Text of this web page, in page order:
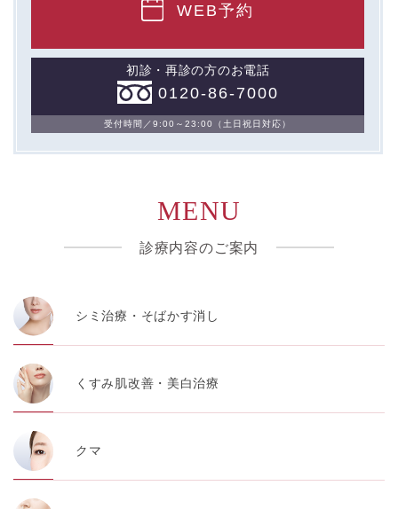
WEB予約
初診・再診の方のお電話
0120-86-7000
受付時間／9:00～23:00（土日祝日対応）
MENU
診療内容のご案内
シミ治療・そばかす消し
くすみ肌改善・美白治療
クマ